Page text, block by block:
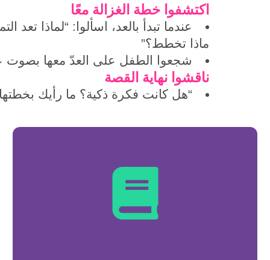
اكتشفوا خطة الغزالة معًا
عندما تبدأ بالعد، اسألوا: “لماذا تعد
ماذا تخطط؟”
شجعوا الطفل على العدّ معها بصوت
ناقشوا نهاية القصة
“هل كانت فكرة ذكية؟ ما رأيك